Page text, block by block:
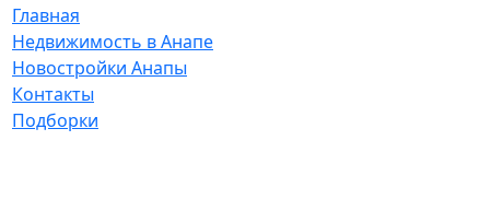
Главная
Недвижимость в Анапе
Новостройки Анапы
Контакты
Подборки